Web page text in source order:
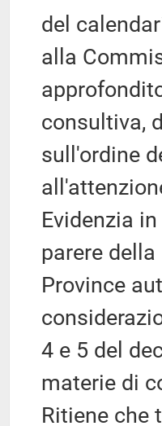
del
alla
consultiva,
sull'ordine
Evidenzia
parere
Province
4 e 5 del
materie di
Ritiene che